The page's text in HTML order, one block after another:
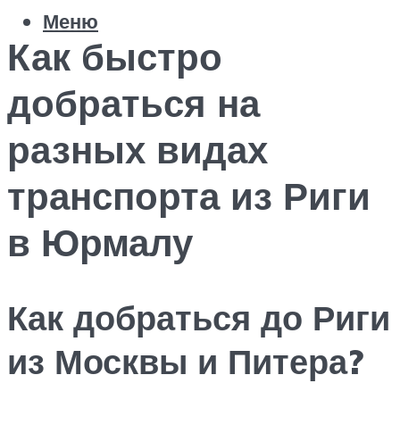
Меню
Как быстро
добраться на
разных видах
транспорта из Риги
в Юрмалу
Как добраться до Риги
из Москвы и Питера?